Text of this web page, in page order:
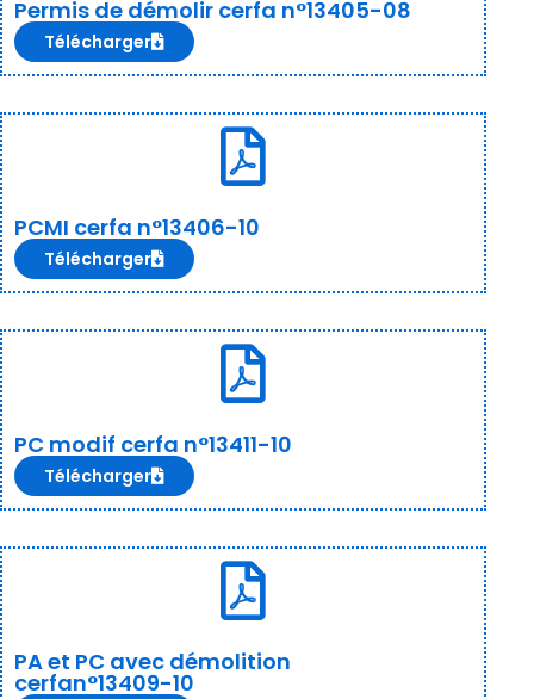
Permis de démolir cerfa n°13405-08
Télécharger
PCMI cerfa n°13406-10
Télécharger
PC modif cerfa n°13411-10
Télécharger
PA et PC avec démolition
cerfan°13409-10